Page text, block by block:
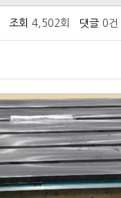
조회 4,502회 댓글 0건